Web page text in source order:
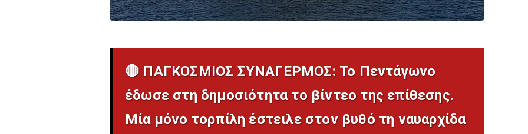
🔴 ΠΑΓΚΟΣΜΙΟΣ ΣΥΝΑΓΕΡΜΟΣ: Το Πεντάγωνο
έδωσε στη δημοσιότητα το βίντεο της επίθεσης.
Μία μόνο τορπίλη έστειλε στον βυθό τη ναυαρχίδα